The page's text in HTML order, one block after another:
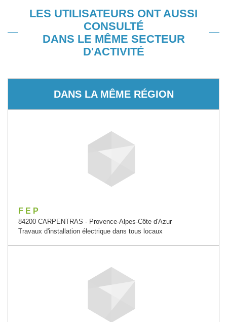
LES UTILISATEURS ONT AUSSI
CONSULTÉ
DANS LE MÊME SECTEUR
D'ACTIVITÉ
DANS LA MÊME RÉGION
F E P
84200 CARPENTRAS - Provence-Alpes-Côte d'Azur
Travaux d'installation électrique dans tous locaux